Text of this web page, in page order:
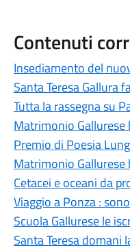
Contenuti
Insediamento del
Santa Teresa Gallura
Tutta la rassegna su
Matrimonio Gallurese
Premio di Poesia
Matrimonio Gallurese
Cetacei e oceani da
Viaggio a Ponza :
Scuola Gallurese le
Santa Teresa domani